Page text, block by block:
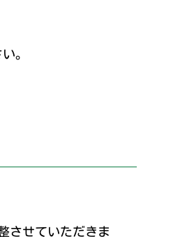
。
せていただきま